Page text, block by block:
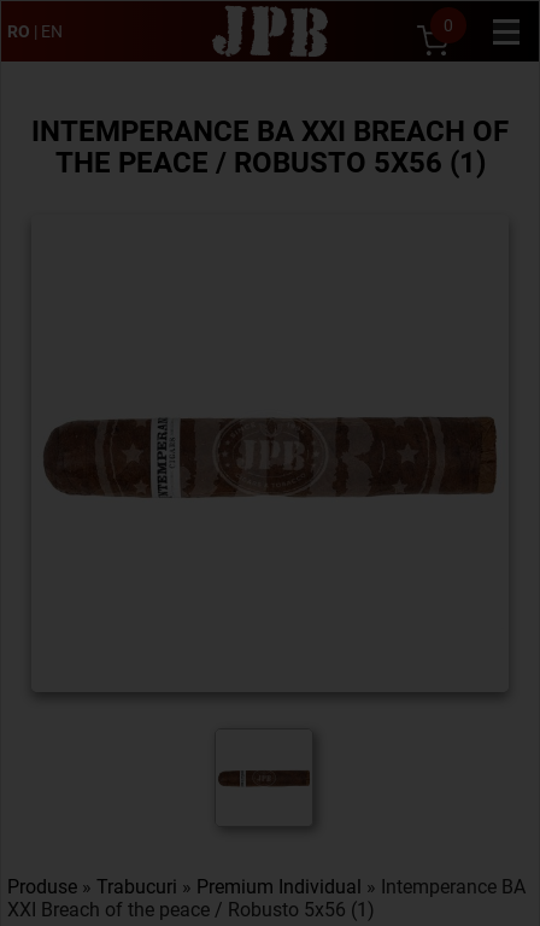
RO | EN 0
INTEMPERANCE BA XXI BREACH OF
THE PEACE / ROBUSTO 5X56 (1)
Produse » Trabucuri » Premium Individual » Intemperance BA
XXI Breach of the peace / Robusto 5x56 (1)